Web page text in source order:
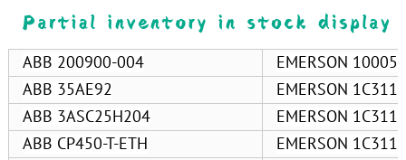
ABB 200900-004
EMERSON
ABB 35AE92
EMERSON
ABB 3ASC25H204
EMERSON
ABB CP450-T-ETH
EMERSON